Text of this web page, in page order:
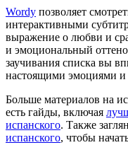
Wordy позволяет
интерактивными
выражение о любви и
и эмоциональный
заучивания списка вы
настоящими эмоциями и
Больше материалов на
есть гайды, включая
испанского. Также
испанского, чтобы